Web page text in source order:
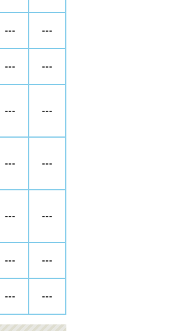
--- ---
--- ---
--- ---
--- ---
--- ---
--- ---
--- ---